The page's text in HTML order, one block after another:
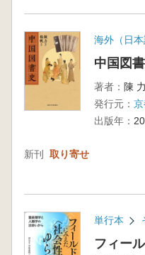
海外（日本
中国図
著者： 陳
発行元：
出版年：
新刊 取り寄せ
単行本
フィー